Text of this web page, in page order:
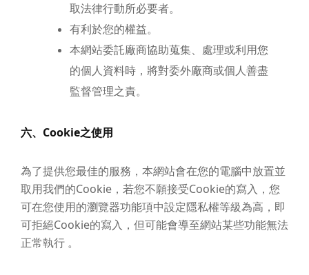
取法律行動所必要者。
有利於您的權益。
本網站委託廠商協助蒐集、處理或利用您
的個人資料時，將對委外廠商或個人善盡
監督管理之責。
六、Cookie之使用
為了提供您最佳的服務，本網站會在您的電腦中放置並
取用我們的Cookie，若您不願接受Cookie的寫入，您
可在您使用的瀏覽器功能項中設定隱私權等級為高，即
可拒絕Cookie的寫入，但可能會導至網站某些功能無法
正常執行 。